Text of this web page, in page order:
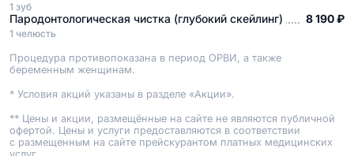
1 зуб
Пародонтологическая чистка (глубокий скейлинг)
1 челюсть
8 190 ₽
Процедура противопоказана в период ОРВИ, а также
беременным женщинам.
* Условия акций указаны в разделе «Акции».
** Цены и акции, размещённые на сайте не являются публичной
офертой. Цены и услуги предоставляются в соответствии
с размещенным на сайте прейскурантом платных медицинских